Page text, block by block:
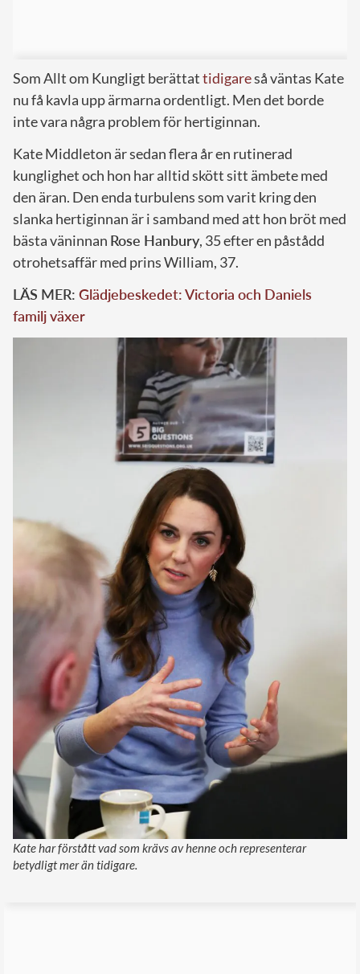
Som Allt om Kungligt berättattidigareså väntas Kate
nu få kavla upp ärmarna ordentligt. Men det borde
inte vara några problem för hertiginnan.
Kate Middleton är sedan flera år en rutinerad
kunglighet och hon har alltid skött sitt ämbete med
den äran. Den enda turbulens som varit kring den
slanka hertiginnan är i samband med att hon bröt med
bästa väninnan Rose Hanbury, 35 efter en påstådd
otrohetsaffär med prins William, 37.
LÄS MER: Glädjebeskedet: Victoria och Daniels
familj växer
Kate har förstått vad som krävs av henne och representerar
betydligt mer än tidigare.